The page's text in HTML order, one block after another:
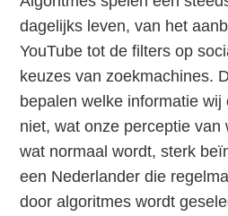
dagelijks leven, van het
YouTube tot de filters op
keuzes van zoekmachines.
bepalen welke informatie
niet, wat onze perceptie van
wat normaal wordt, sterk
een Nederlander die
door algoritmes wordt